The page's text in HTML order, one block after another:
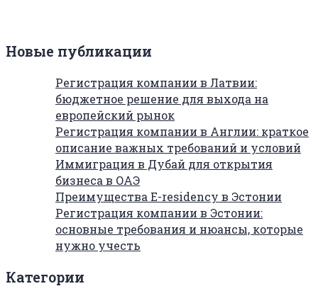
Новые публикации
Регистрация компании в Латвии:
бюджетное решение для выхода на
европейский рынок
Регистрация компании в Англии: краткое
описание важных требований и условий
Иммиграция в Дубай для открытия
бизнеса в ОАЭ
Преимущества E-residency в Эстонии
Регистрация компании в Эстонии:
основные требования и нюансы, которые
нужно учесть
Категории